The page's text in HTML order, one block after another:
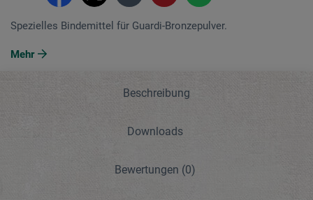
Spezielles Bindemittel für Guardi-Bronzepulver.
Mehr
Beschreibung
Downloads
Bewertungen (0)